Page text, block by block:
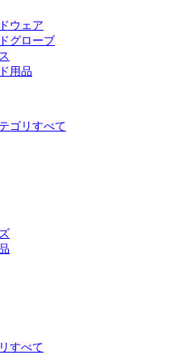
ウェア
グローブ
用品
ゴリすべて
すべて